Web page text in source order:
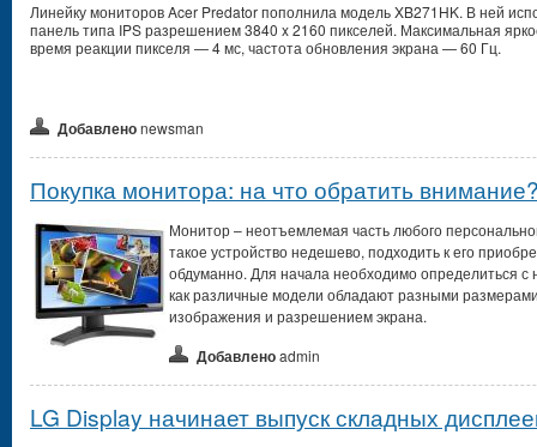
Линейку мониторов Acer Predator пополнила модель XB271HK. В ней
панель типа IPS разрешением 3840 x 2160 пикселей. Максимальная
время реакции пикселя — 4 мс, частота обновления экрана — 60 Гц.
Добавленоnewsman
Покупка монитора: на что обратить
Монитор – неотъемлемая часть любого
такое устройство недешево, подходить к его
обдуманно. Для начала необходимо определиться с
как различные модели обладают разными
изображения и разрешением экрана.
Добавленоadmin
LG Display начинает выпуск складных